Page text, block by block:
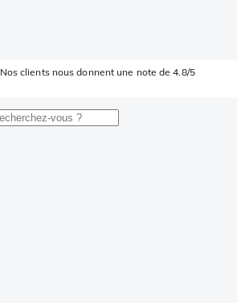
Nos clients nous donnent une note de 4.8/5